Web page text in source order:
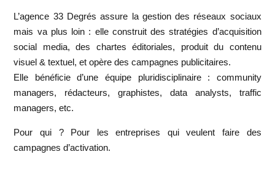
L’agence 33 Degrés assure la gestion des réseaux sociaux
mais va plus loin : elle construit des stratégies d’acquisition
social media, des chartes éditoriales, produit du contenu
visuel & textuel, et opère des campagnes publicitaires.
Elle bénéficie d’une équipe pluridisciplinaire : community
managers, rédacteurs, graphistes, data analysts, traffic
managers, etc.
Pour qui ?Pour les entreprises qui veulent faire des
campagnes d’activation.